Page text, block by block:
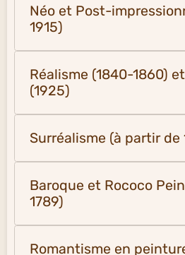
Néo et Post-
1915)
Réalisme (1840-1860)
(1925)
Surréalisme (à partir de
Baroque et Rococo
1789)
Romantisme en